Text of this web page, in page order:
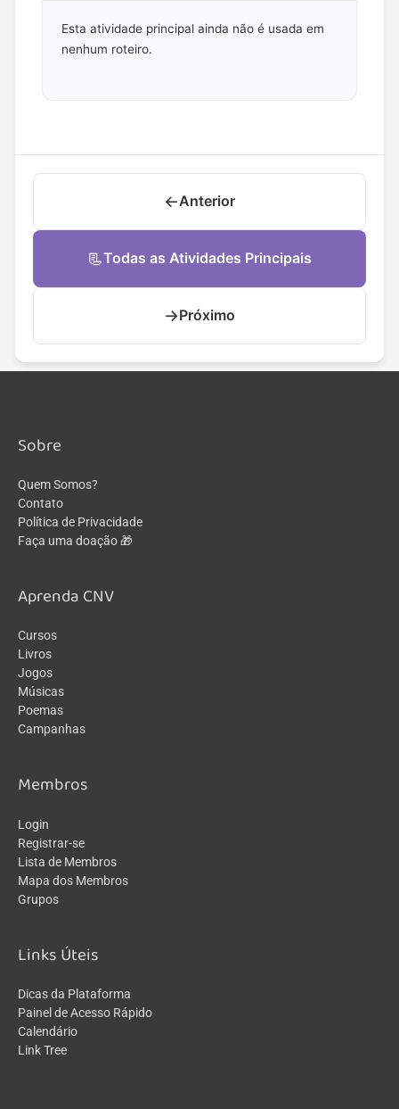
Esta atividade principal ainda não é usada em
nenhum roteiro.
←Anterior
📃Todas as Atividades Principais
→Próximo
Sobre
Quem Somos?
Contato
Política de Privacidade
Faça uma doação 🎁
Aprenda CNV
Cursos
Livros
Jogos
Músicas
Poemas
Campanhas
Membros
Login
Registrar-se
Lista de Membros
Mapa dos Membros
Grupos
Links Úteis
Dicas da Plataforma
Painel de Acesso Rápido
Calendário
Link Tree